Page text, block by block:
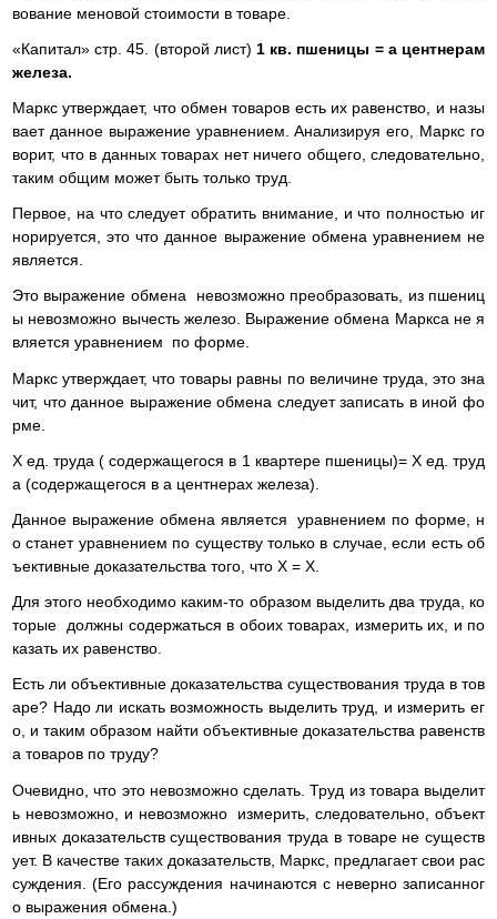
вование меновой стоимости в товаре.
«Капитал» стр. 45. (второй лист) 1 кв. пшеницы = а центнерам
железа.
Маркс утверждает, что обмен товаров есть их равенство, и назы
вает данное выражение уравнением. Анализируя его, Маркс го
ворит, что в данных товарах нет ничего общего, следовательно,
таким общим может быть только труд.
Первое, на что следует обратить внимание, и что полностью иг
норируется, это что данное выражение обмена уравнением не
является.
Это выражение обмена невозможно преобразовать, из пшениц
ы невозможно вычесть железо. Выражение обмена Маркса не я
вляется уравнением по форме.
Маркс утверждает, что товары равны по величине труда, это зна
чит, что данное выражение обмена следует записать в иной фо
рме.
Х ед. труда ( содержащегося в 1 квартере пшеницы)= Х ед. труд
а (содержащегося в а центнерах железа).
Данное выражение обмена является уравнением по форме, н
о станет уравнением по существу только в случае, если есть об
ъективные доказательства того, что Х = Х.
Для этого необходимо каким-то образом выделить два труда, ко
торые должны содержаться в обоих товарах, измерить их, и по
казать их равенство.
Есть ли объективные доказательства существования труда в тов
аре? Надо ли искать возможность выделить труд, и измерить ег
о, и таким образом найти объективные доказательства равенств
а товаров по труду?
Очевидно, что это невозможно сделать. Труд из товара выделит
ь невозможно, и невозможно измерить, следовательно, объект
ивных доказательств существования труда в товаре не существ
ует. В качестве таких доказательств, Маркс, предлагает свои рас
суждения. (Его рассуждения начинаются с неверно записанног
о выражения обмена.)